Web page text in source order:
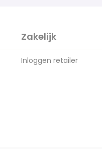
Zakelijk
Inloggen retailer